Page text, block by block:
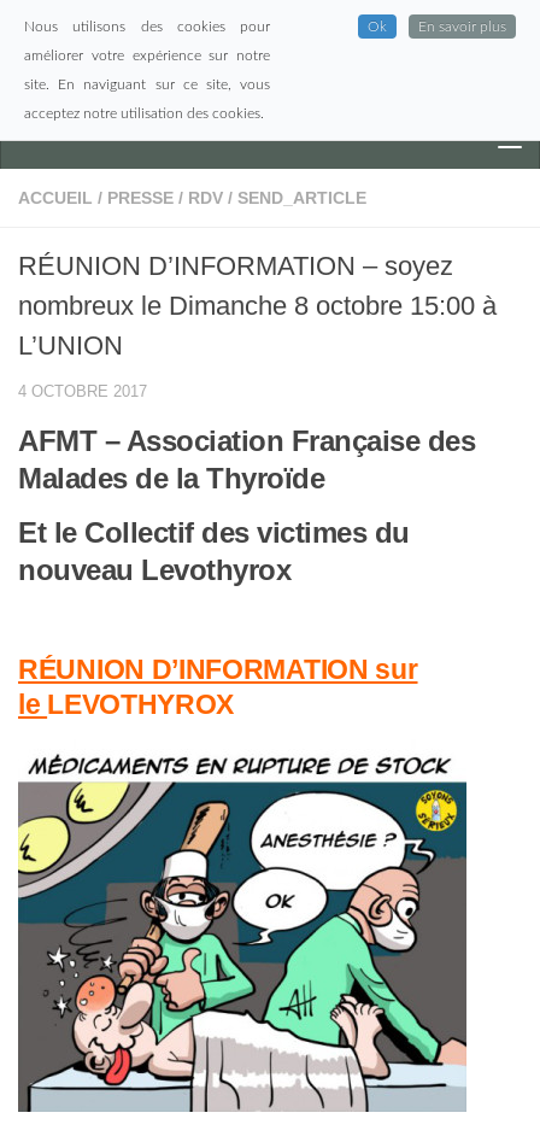
Skip to content
ACCUEIL / PRESSE / RDV / SEND_ARTICLE
RÉUNION D’INFORMATION – soyez
nombreux le Dimanche 8 octobre 15:00 à
L’UNION
4 OCTOBRE 2017
AFMT – Association Française des
Malades de la Thyroïde
Et le Collectif des victimes du
nouveau Levothyrox
RÉUNION D’INFORMATION sur
le LEVOTHYROX
Nous utilisons des cookies pour
améliorer votre expérience sur notre
site. En naviguant sur ce site, vous
acceptez notre utilisation des cookies.
Ok En savoir plus